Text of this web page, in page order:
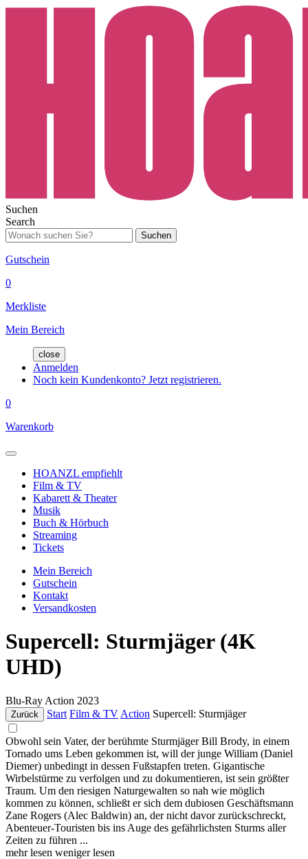
Suchen
Search
Suchen
Gutschein
0
Merkliste
Mein Bereich
close
Anmelden
Noch kein Kundenkonto? Jetzt registrieren.
0
Warenkorb
HOANZL empfiehlt
Film & TV
Kabarett & Theater
Musik
Buch & Hörbuch
Streaming
Tickets
Mein Bereich
Gutschein
Kontakt
Versandkosten
Supercell: Sturmjäger (4K
UHD)
Blu-Ray Action 2023
Zurück Start Film & TV Action Supercell: Sturmjäger
Obwohl sein Vater, der berühmte Sturmjäger Bill Brody, in einem
Tornado ums Leben gekommen ist, will der junge William (Daniel
Diemer) unbedingt in dessen Fußstapfen treten. Gigantische
Wirbelstürme zu verfolgen und zu dokumentieren, ist sein größter
Traum. Um den riesigen Naturgewalten so nah wie möglich
kommen zu können, schließt er sich dem dubiosen Geschäftsmann
Zane Rogers (Alec Baldwin) an, der nicht davor zurückschreckt,
Abenteuer-Touristen bis ins Auge des gefährlichsten Sturms aller
Zeiten zu führen ...
mehr lesen weniger lesen